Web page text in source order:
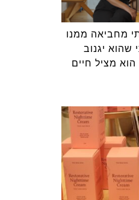
מחביאה ממנו
שהוא יגנוב
מציל חיים